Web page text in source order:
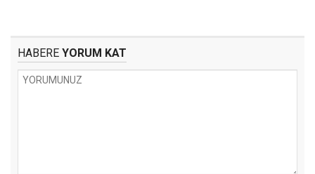
HABERE YORUM KAT